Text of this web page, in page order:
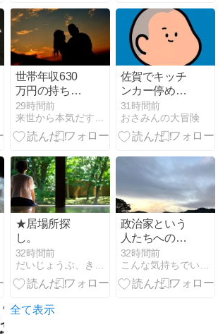
世帯年収630
万円の持ち家
夫婦「賃貸に
すればよかっ
た」
29時間前
佐賀でキッチ
ンカー停める
場所がない
31時間前
おさみんの大冒険
★居場所探
し。
32時間前
政治家という
人たちへの絶
望感
32時間前
全て表示